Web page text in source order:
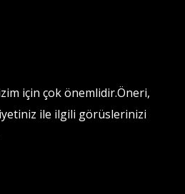
için çok önemlidir.Öneri,
ile ilgili görüslerinizi